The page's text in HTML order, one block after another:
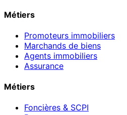
Métiers
Promoteurs immobiliers
Marchands de biens
Agents immobiliers
Assurance
Métiers
Foncières & SCPI